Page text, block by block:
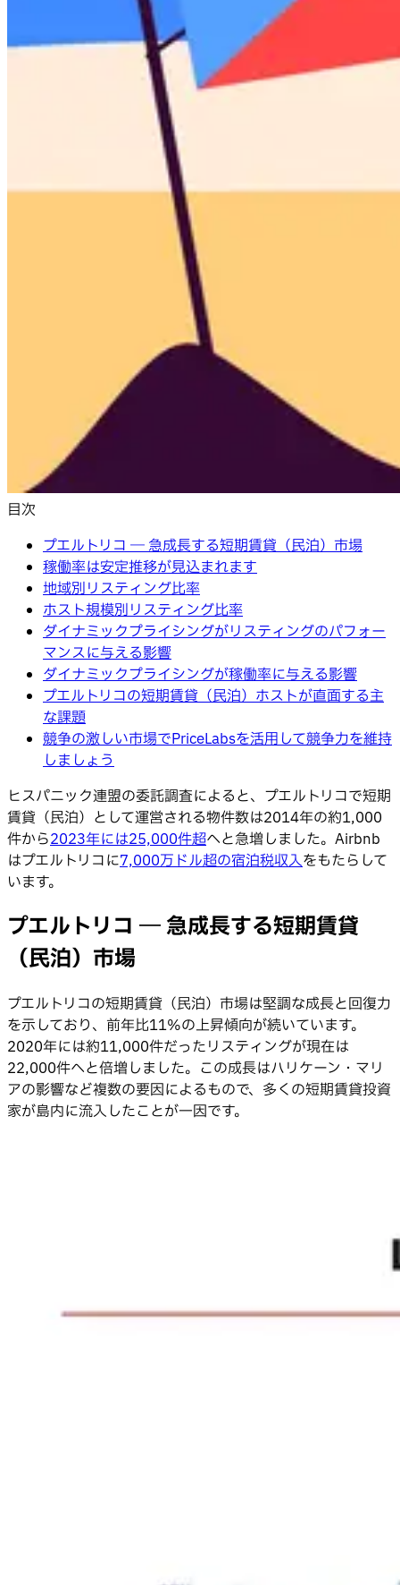
目次
プエルトリコ ― 急成長する短期賃貸（民泊）市場
稼働率は安定推移が見込まれます
地域別リスティング比率
ホスト規模別リスティング比率
ダイナミックプライシングがリスティングのパフォー
マンスに与える影響
ダイナミックプライシングが稼働率に与える影響
プエルトリコの短期賃貸（民泊）ホストが直面する主
な課題
競争の激しい市場でPriceLabsを活用して競争力を維持
しましょう
ヒスパニック連盟の委託調査によると、プエルトリコで短期
賃貸（民泊）として運営される物件数は2014年の約1,000
件から2023年には25,000件超へと急増しました。Airbnb
はプエルトリコに7,000万ドル超の宿泊税収入をもたらして
います。
プエルトリコ ― 急成長する短期賃貸
（民泊）市場
プエルトリコの短期賃貸（民泊）市場は堅調な成長と回復力
を示しており、前年比11%の上昇傾向が続いています。
2020年には約11,000件だったリスティングが現在は
22,000件へと倍増しました。この成長はハリケーン・マリ
アの影響など複数の要因によるもので、多くの短期賃貸投資
家が島内に流入したことが一因です。